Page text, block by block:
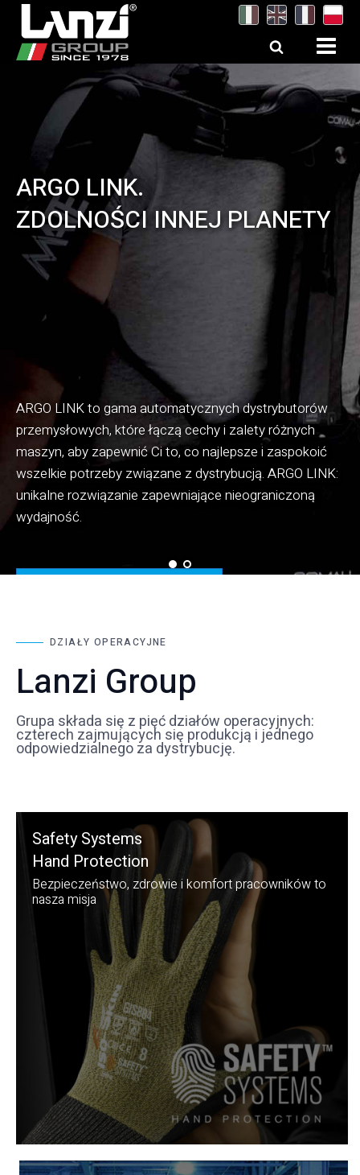
ARGO LINK.
ZDOLNOŚCI INNEJ PLANETY
ARGO LINK to gama automatycznych dystrybutorów
przemysłowych, które łączą cechy i zalety różnych
maszyn, aby zapewnić Ci to, co najlepsze i zaspokoić
wszelkie potrzeby związane z dystrybucją. ARGO LINK:
unikalne rozwiązanie zapewniające nieograniczoną
wydajność.
ELASTYCZNOŚĆ,
WYTRZYMAŁOŚĆ I
WRAŻLIWOŚĆ STANĄ SIĘ
TWOJĄ DRUGĄ SKÓRĄ
Technologia przędzy Soft-Shield i powłoka Hi-Foam
gwarantują maksymalną elastyczność i odporność w
połączeniu z poszanowaniem zdrowia użytkownika.
DZIAŁY OPERACYJNE
Lanzi Group
Grupa składa się z pięć działów operacyjnych:
czterech zajmujących się produkcją i jednego
odpowiedzialnego za dystrybucję.
Safety Systems
Hand Protection
Bezpieczeństwo, zdrowie i komfort pracowników to
nasza misja